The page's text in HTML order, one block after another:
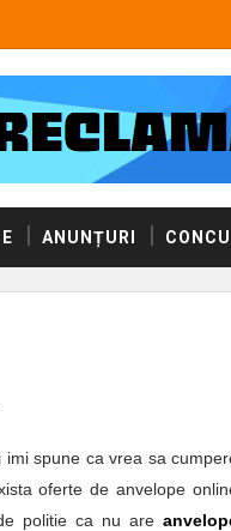
ANUNȚURI
spune ca vrea sa
oferte de anvelope
politie ca nu are